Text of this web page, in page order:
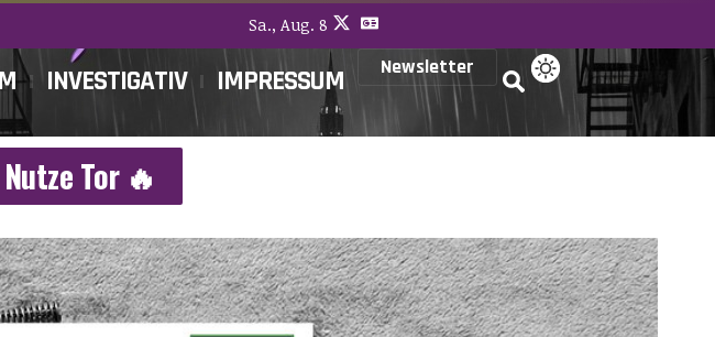
Sa., Aug. 8
INVESTIGATIV IMPRESSUM Newsletter
Tor 🔥